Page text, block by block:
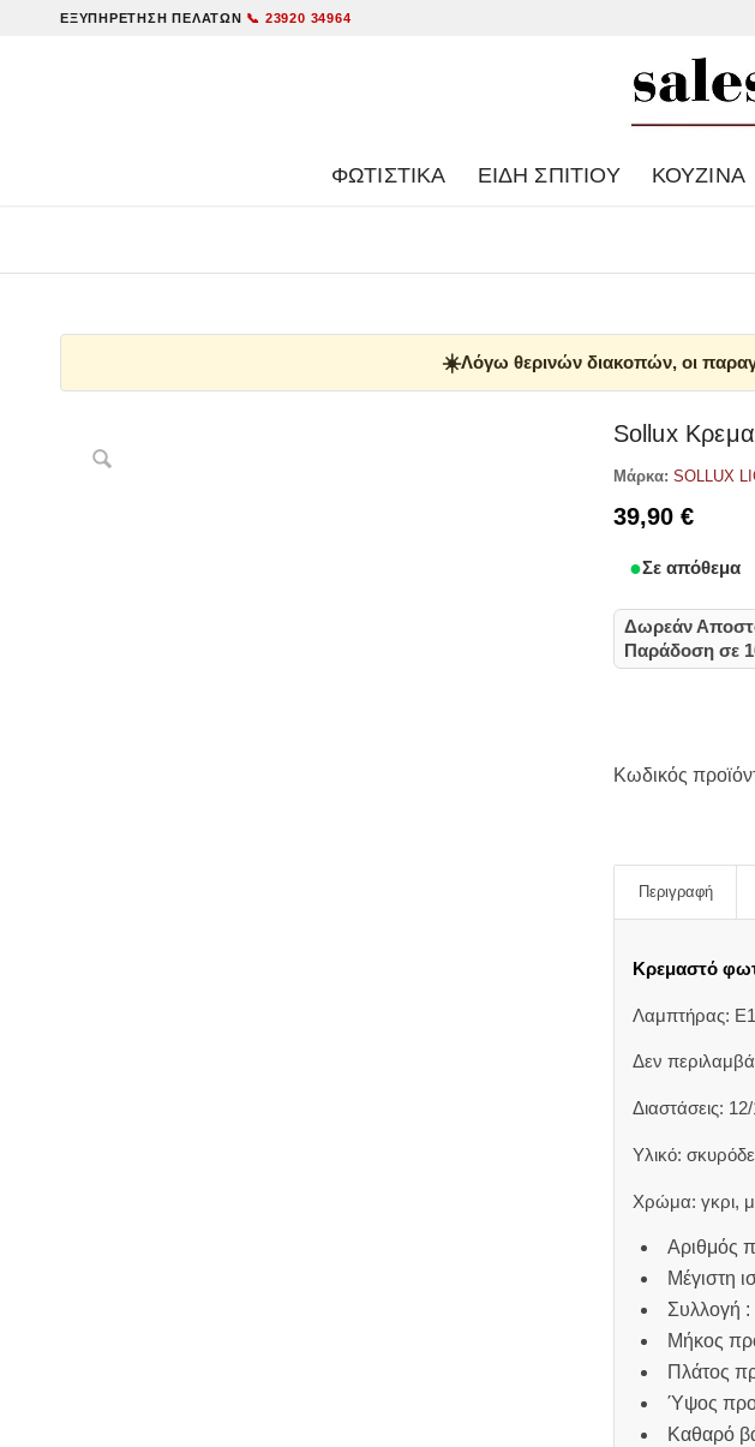
ΕΞΥΠΗΡΈΤΗΣΗ ΠΕΛΑΤΏΝ 📞 23920 34964
ΦΩΤΙΣΤΙΚΑ ΕΊΔΗ ΣΠΙΤΙΟΎ ΚΟΥΖΊΝΑ
☀️Λόγω θερινών διακοπών, οι
Sollux
Μάρκα: SOLLUX
39,90 €
Σε απόθεμα
Δωρεάν
Παράδοση σε
Κωδικός
Περιγραφή
Κρεμαστό
Λαμπτήρας:
Δεν
Διαστάσεις:
Υλικό:
Χρώμα: γκρι,
Αριθμός
Μέγιστη
Συλλογή :
Μήκος
Πλάτος
Ύψος
Καθαρό